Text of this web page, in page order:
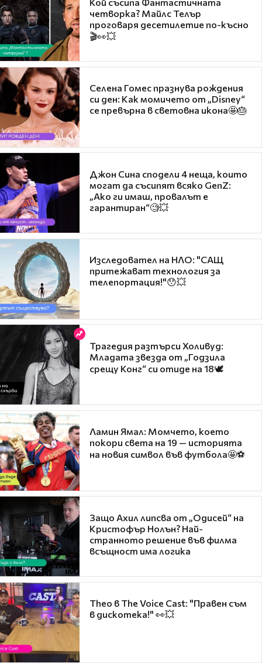
четворка? Майлс Телър
проговаря десетилетие по-късно
🎬👀💥
Селена Гомес празнува рождения
си ден: Как момичето от „Disney“
се превърна в световна икона🤩🎂
Джон Сина сподели 4 неща, които
могат да съсипят всяко GenZ:
„Ако ги имаш, провалът е
гарантиран“🧐💥
Изследовател на НЛО: "САЩ
притежават технология за
телепортация!"😯💥
Трагедия разтърси Холивуд:
Младата звезда от „Годзила
срещу Конг“ си отиде на 18🕊️
Ламин Ямал: Момчето, което
покори света на 19 — историята
на новия символ във футбола🤩⚽
Защо Ахил липсва от „Одисей“ на
Кристофър Нолън? Най-
странното решение във филма
всъщност има логика
Theo в The Voice Cast: "Правен съм
в дискотека!" 👀💥